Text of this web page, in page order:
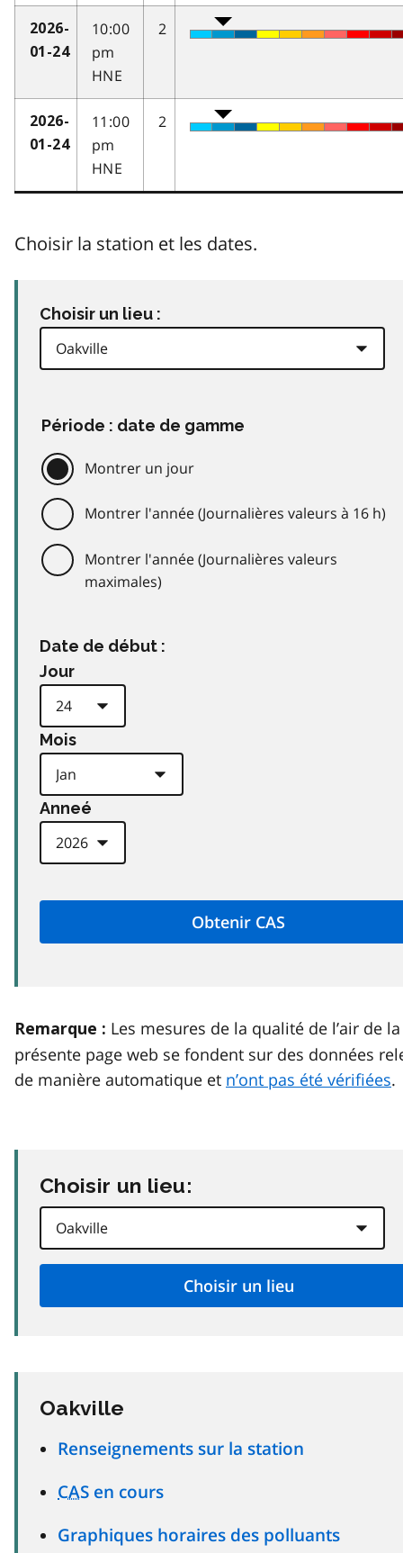
2026-
01-24
10:00
pm
HNE
2
2026-
01-24
11:00
pm
HNE
2
Choisir la station et les dates.
Choisir un lieu :
Période : date de gamme
Montrer un jour
Montrer l'année (Journalières valeurs à 16 h)
Montrer l'année (Journalières valeurs
maximales)
Date de début :
Jour
Mois
Anneé
Remarque : Les mesures de la qualité de l’air de la
présente page web se fondent sur des données
de manière automatique et n’ont pas été vérifiées.
Choisir un lieu:
Oakville
Renseignements sur la station
CAS en cours
Graphiques horaires des polluants